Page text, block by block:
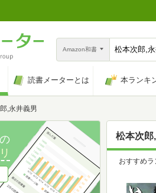
Amazon和書
読書メーターとは 本ランキ
,永井義男
松本次郎
おすすめ